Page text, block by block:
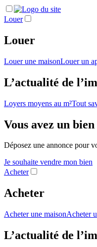
Louer
Louer
Louer une maisonLouer un
L’actualité de
Loyers moyens au m²Tout
Vous avez un
Déposez une annonce pour
Je souhaite vendre mon bien
Acheter
Acheter
Acheter une maisonAcheter
L’actualité de